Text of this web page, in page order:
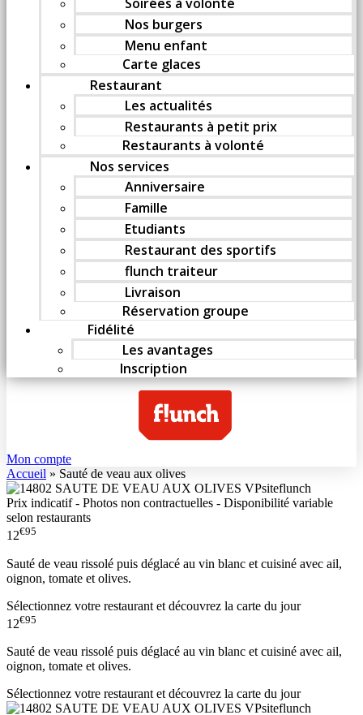
Nos burgers
Menu enfant
Carte glaces
Restaurant
Les actualités
Restaurants à petit prix
Restaurants à volonté
Nos services
Anniversaire
Famille
Etudiants
Restaurant des sportifs
flunch traiteur
Livraison
Réservation groupe
Fidélité
Les avantages
Inscription
Mon compte
Accueil » Sauté de veau aux olives
Prix indicatif - Photos non contractuelles - Disponibilité variable
selon restaurants
12€95
Sauté de veau rissolé puis déglacé au vin blanc et cuisiné avec ail,
oignon, tomate et olives.
Sélectionnez votre restaurant et découvrez la carte du jour
12€95
Sauté de veau rissolé puis déglacé au vin blanc et cuisiné avec ail,
oignon, tomate et olives.
Sélectionnez votre restaurant et découvrez la carte du jour